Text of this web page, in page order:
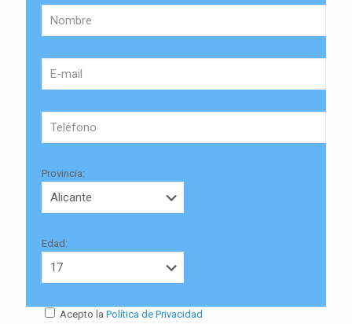
Provincia:
Edad:
Acepto la Política de Privacidad